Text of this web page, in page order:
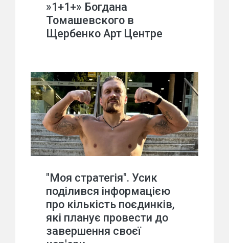
»1+1+» Богдана
Томашевского в
Щербенко Арт Центре
"Моя стратегія". Усик
поділився інформацією
про кількість поєдинків,
які планує провести до
завершення своєї